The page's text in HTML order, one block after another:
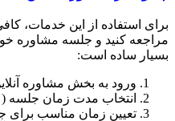
برای استفاده از این خدمات،
مراجعه کنید و جلسه مشاوره
بسیار ساده است:
ورود به بخش مشاوره
انتخاب مدت زمان جلسه (۶۰ دقیقه).
تعیین زمان مناسب برای